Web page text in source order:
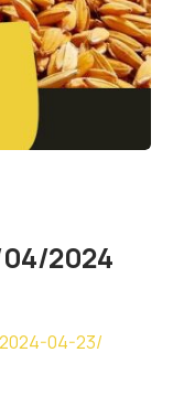
2024
04-23/